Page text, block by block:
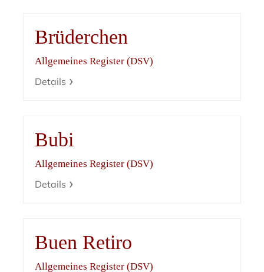
Brüderchen
Allgemeines Register (DSV)
Details
Bubi
Allgemeines Register (DSV)
Details
Buen Retiro
Allgemeines Register (DSV)